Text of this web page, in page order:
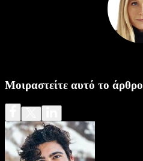
Μοιραστείτε αυτό το άρθρο